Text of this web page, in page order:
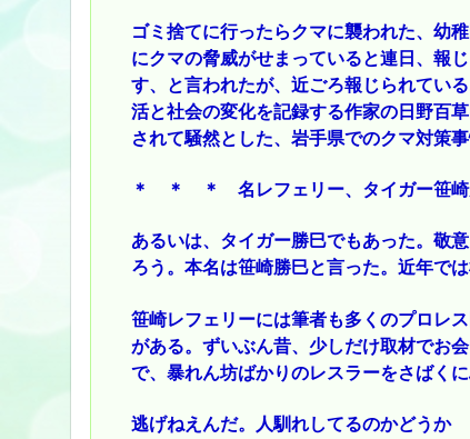
ゴミ捨てに行ったらクマに襲われた、幼
にクマの脅威がせまっていると連日、報
す、と言われたが、近ごろ報じられてい
活と社会の変化を記録する作家の日野百
されて騒然とした、岩手県でのクマ対策
＊ ＊ ＊ 名レフェリー、タイガー笹崎
あるいは、タイガー勝巳でもあった。敬
ろう。本名は笹崎勝巳と言った。近年で
笹崎レフェリーには筆者も多くのプロレ
がある。ずいぶん昔、少しだけ取材でお
で、暴れん坊ばかりのレスラーをさばく
逃げねえんだ。人馴れしてるのかどうか